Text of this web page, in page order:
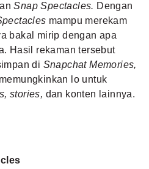
Snap Spectacles. Dengan
mampu merekam
bakal mirip dengan apa
Hasil rekaman tersebut
di Snapchat Memories,
lo untuk
stories, dan konten lainnya.